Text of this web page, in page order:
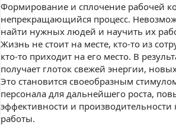
Формирование и сплочение рабочей
непрекращающийся процесс.
найти нужных людей и научить их
Жизнь не стоит на месте, кто-то из
кто-то приходит на его место. В
получает глоток свежей энергии,
Это становится своеобразным
персонала для дальнейшего роста,
эффективности и производительности
работы.